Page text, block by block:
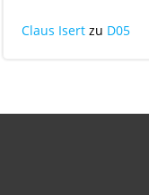
Claus Isert zu D05